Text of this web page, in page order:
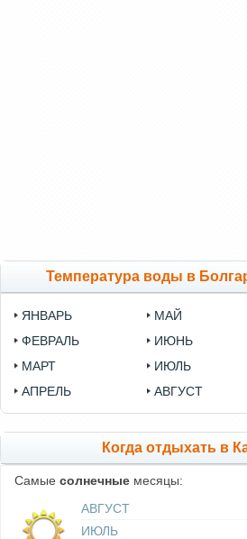
Температура воды в
ЯНВАРЬ
ФЕВРАЛЬ
МАРТ
АПРЕЛЬ
МАЙ
ИЮНЬ
ИЮЛЬ
АВГУСТ
Когда отдыхать в
Самые солнечные месяцы:
АВГУСТ
ИЮЛЬ